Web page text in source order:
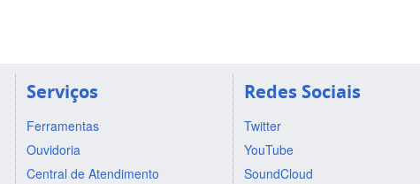
Serviços
Ferramentas
Ouvidoria
Central de Atendimento
Redes Sociais
Twitter
YouTube
SoundCloud